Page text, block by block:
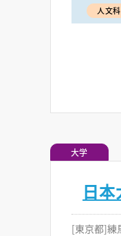
人文
大学
日
[東京都]練